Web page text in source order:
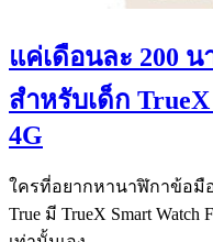
แค่เดือนละ 200
สำหรับเด็ก
4G
ใครที่อยากหานาฬิกาข้อมื
True มี TrueX Smart